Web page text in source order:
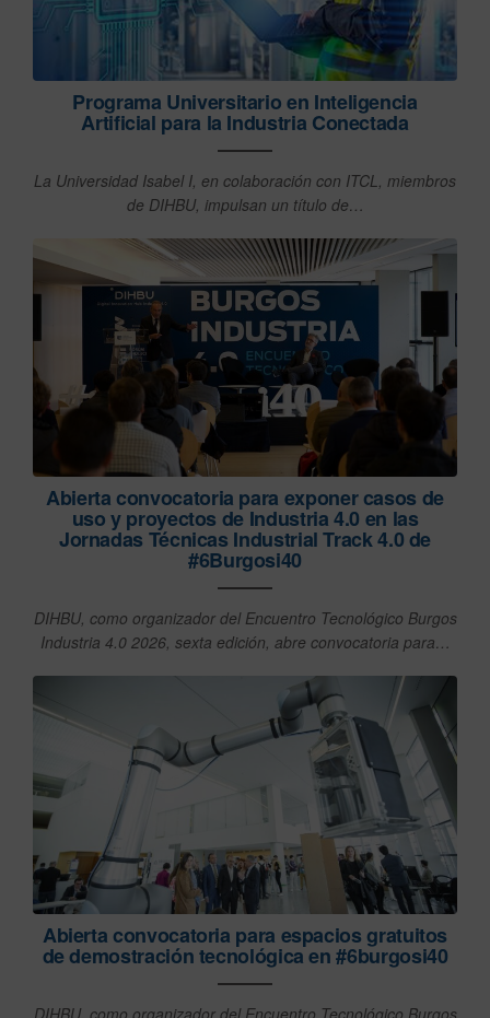
Programa Universitario en Inteligencia
Artificial para la Industria Conectada
La Universidad Isabel I, en colaboración con ITCL, miembros
de DIHBU, impulsan un título de…
Abierta convocatoria para exponer casos de
uso y proyectos de Industria 4.0 en las
Jornadas Técnicas Industrial Track 4.0 de
#6Burgosi40
DIHBU, como organizador del Encuentro Tecnológico Burgos
Industria 4.0 2026, sexta edición, abre convocatoria para…
Abierta convocatoria para espacios gratuitos
de demostración tecnológica en #6burgosi40